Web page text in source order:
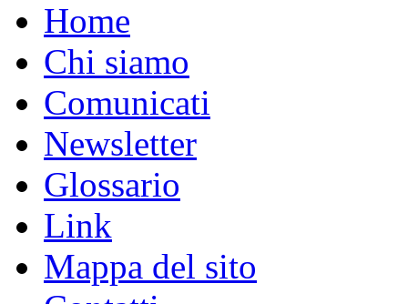
Home
Chi siamo
Comunicati
Newsletter
Glossario
Link
Mappa del sito